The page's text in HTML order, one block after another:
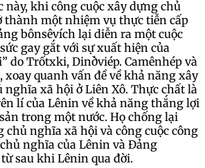
này, khi công cuộc xây dựng chủ
thành một nhiệm vụ thực tiễn cấp
bônsêvích lại diễn ra một cuộc
gay gắt với sự xuất hiện của
do Trốtxki, Dinðviép. Camênhép và
quanh vấn đề về khả năng xây
xã hội ở Liên Xô. Thực chất là
lí của Lênin về khả năng thắng lợi
trong một nước. Họ chống lại
chủ nghĩa xã hội và công cuộc công
nghĩa của Lênin và Đảng
sau khi Lênin qua đời.